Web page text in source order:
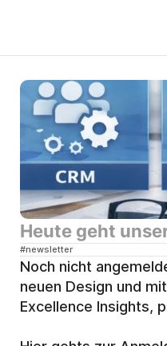
Heute geht
#newsletter
Noch nicht
neuen Design und
Excellence Insights,